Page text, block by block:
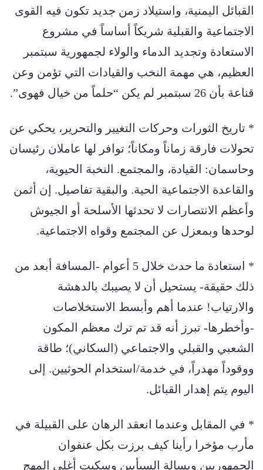
القبائل اليمنية، واستيلاد زمن جديد تكون فيه القوى
الاجتماعية والقبلية شريكاً أساساً في مشروع
الاستعادة وتجديد الدماء والولاء لجمهورية سبتمبر
العظيم، هي مهمة النخب والقيادات التي تؤمن وعن
قناعة بأن 26 سبتمبر لم يكن “حلماً من خيال فهوى”.
* تاريخ الثورات وحركات التغيير والتحرير، يحكي عن
تحولات فارقة زماناً ومكاناً؛ توافر لها عاملان رئيسان
وحاسمان: القيادة، والمجتمع. النخبة الحيوية،
والقاعدة الاجتماعية الحية. والبقية تفاصيل. إن أثمن
وأعظم الانتصارات لا تحدثها الأسلحة أو الجيوش
لوحدها وبمعزل عن المجتمع وقواه الاجتماعية.
* ‏استعادة ما حدث خلال 5 أعوام -المسافة أبعد من
ذلك حقيقة- يستحيل أن لا يصيبك بالدهشة
والارتياب! عندما أهم وأبسط الاستخلاصات
-وأخطرها- تبرز أنه قد تم ترك معظم المكون
الشعبي والقبلي والاجتماعي (السكاني)؛ طاقة
ووقوداً مهدراً، في خدمة/استخدام الحوثيين. إلى
اليوم يتم إهدار القبائل.
* في المقابل وعندما انعقد الرهان على القبيلة في
مأرب مؤخرا رأينا كيف برزت بكل عنفوان
الجمهوريين وبسالة السبأيين وسكبت أغلى المهج